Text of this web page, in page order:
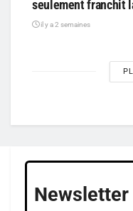
seulement franchit
il y a 2 semaines
Newsletter